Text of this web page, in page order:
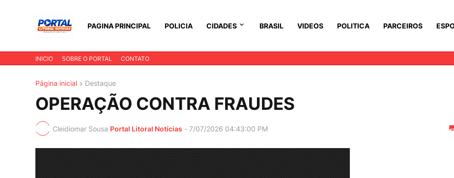
PAGINA PRINCIPAL POLICIA CIDADES BRASIL VIDEOS POLITICA PARCEIROS
INICIO SOBRE O PORTAL CONTATO
Página inicial Destaque
OPERAÇÃO CONTRA FRAUDES
Cleidiomar Sousa Portal Litoral Notícias - 7/07/2026 04:43:00 PM